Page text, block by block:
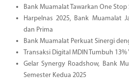
Bank Muamalat Tawarkan One Stop
Harpelnas 2025, Bank Muamalat
dan Prima
Bank Muamalat Perkuat Sinergi
Transaksi Digital MDIN Tumbuh 13%
Gelar Synergy Roadshow, Bank
Semester Kedua 2025